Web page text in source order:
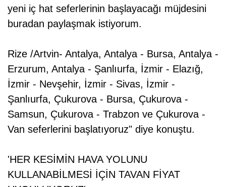
yeni iç hat seferlerinin başlayacağı müjdesini
buradan paylaşmak istiyorum.
Rize /Artvin- Antalya, Antalya - Bursa, Antalya -
Erzurum, Antalya - Şanlıurfa, İzmir - Elazığ,
İzmir - Nevşehir, İzmir - Sivas, İzmir -
Şanlıurfa, Çukurova - Bursa, Çukurova -
Samsun, Çukurova - Trabzon ve Çukurova -
Van seferlerini başlatıyoruz" diye konuştu.
'HER KESİMİN HAVA YOLUNU
KULLANABİLMESİ İÇİN TAVAN FİYAT